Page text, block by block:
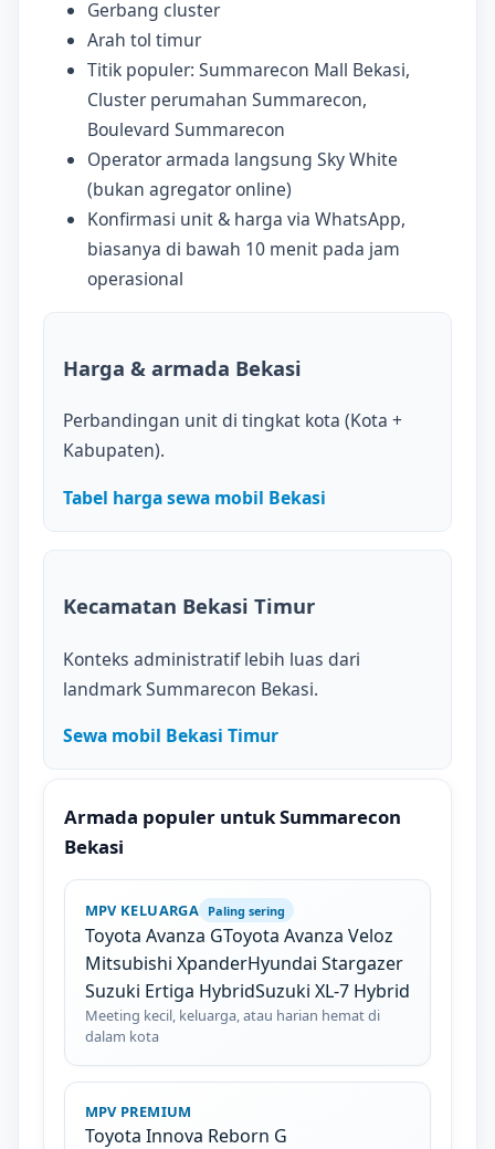
Gerbang cluster
Arah tol timur
Titik populer: Summarecon Mall Bekasi,
Cluster perumahan Summarecon,
Boulevard Summarecon
Operator armada langsung Sky White
(bukan agregator online)
Konfirmasi unit & harga via WhatsApp,
biasanya di bawah 10 menit pada jam
operasional
Harga & armada Bekasi
Perbandingan unit di tingkat kota (Kota +
Kabupaten).
Tabel harga sewa mobil Bekasi
Kecamatan Bekasi Timur
Konteks administratif lebih luas dari
landmark Summarecon Bekasi.
Sewa mobil Bekasi Timur
Armada populer untuk Summarecon
Bekasi
MPV KELUARGA Paling sering
Toyota Avanza GToyota Avanza Veloz
Mitsubishi XpanderHyundai Stargazer
Suzuki Ertiga HybridSuzuki XL-7 Hybrid
Meeting kecil, keluarga, atau harian hemat di
dalam kota
MPV PREMIUM
Toyota Innova Reborn G